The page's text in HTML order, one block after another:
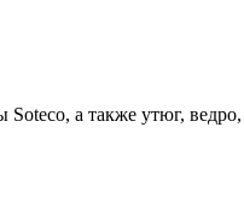
а также утюг,